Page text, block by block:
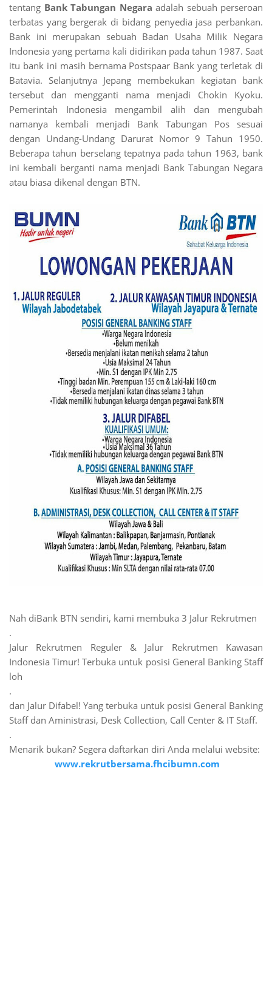
tentang Bank Tabungan Negara adalah sebuah perseroan
terbatas yang bergerak di bidang penyedia jasa perbankan.
Bank ini merupakan sebuah Badan Usaha Milik Negara
Indonesia yang pertama kali didirikan pada tahun 1987. Saat
itu bank ini masih bernama Postspaar Bank yang terletak di
Batavia. Selanjutnya Jepang membekukan kegiatan bank
tersebut dan mengganti nama menjadi Chokin Kyoku.
Pemerintah Indonesia mengambil alih dan mengubah
namanya kembali menjadi Bank Tabungan Pos sesuai
dengan Undang-Undang Darurat Nomor 9 Tahun 1950.
Beberapa tahun berselang tepatnya pada tahun 1963, bank
ini kembali berganti nama menjadi Bank Tabungan Negara
atau biasa dikenal dengan BTN.
Nah diBank BTN sendiri, kami membuka 3 Jalur Rekrutmen
.
Jalur Rekrutmen Reguler & Jalur Rekrutmen Kawasan
Indonesia Timur! Terbuka untuk posisi General Banking Staff
loh
.
dan Jalur Difabel! Yang terbuka untuk posisi General Banking
Staff dan Aministrasi, Desk Collection, Call Center & IT Staff.
.
Menarik bukan? Segera daftarkan diri Anda melalui website:
www.rekrutbersama.fhcibumn.com